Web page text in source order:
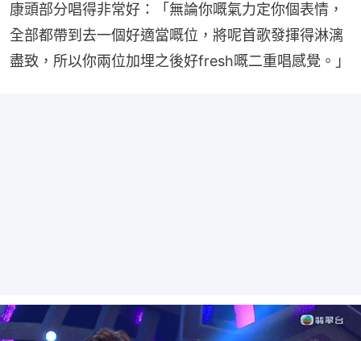
康頭部分唱得非常好：「無論你嘅氣力定你個表情，
全部都帶到去一個好適當嘅位，將呢首歌發揮得淋漓
盡致，所以你兩位加埋之後好fresh嘅二重唱感覺。」